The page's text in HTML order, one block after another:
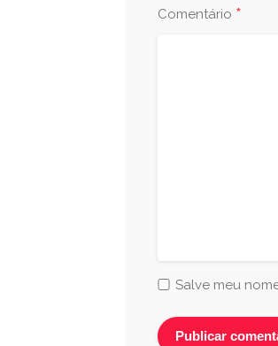
Comentário *
Salve meu